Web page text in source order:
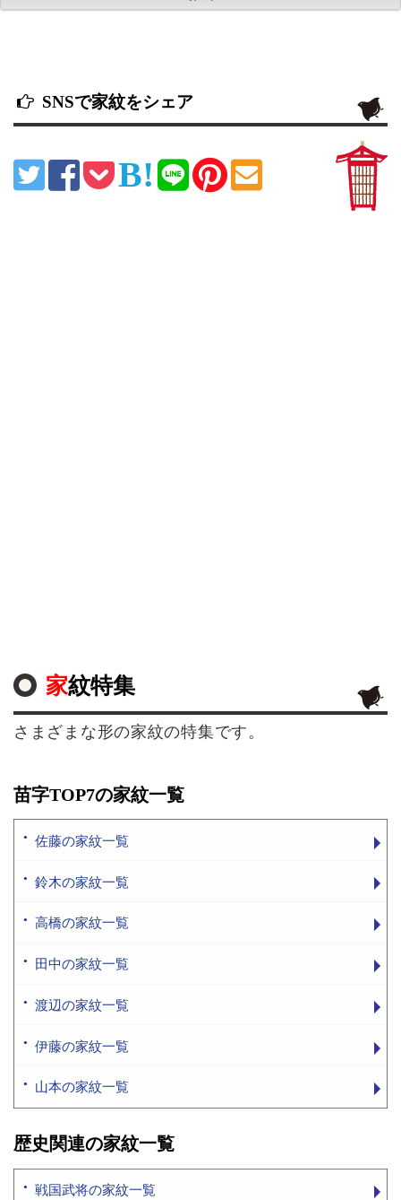
SNSで家紋をシェア
家紋特集
さまざまな形の家紋の特集です。
苗字TOP7の家紋一覧
佐藤の家紋一覧
鈴木の家紋一覧
高橋の家紋一覧
田中の家紋一覧
渡辺の家紋一覧
伊藤の家紋一覧
山本の家紋一覧
歴史関連の家紋一覧
戦国武将の家紋一覧